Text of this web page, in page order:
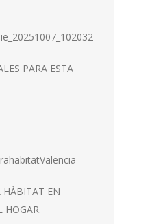
PARA ESTA
HÀBITAT EN
HOGAR.